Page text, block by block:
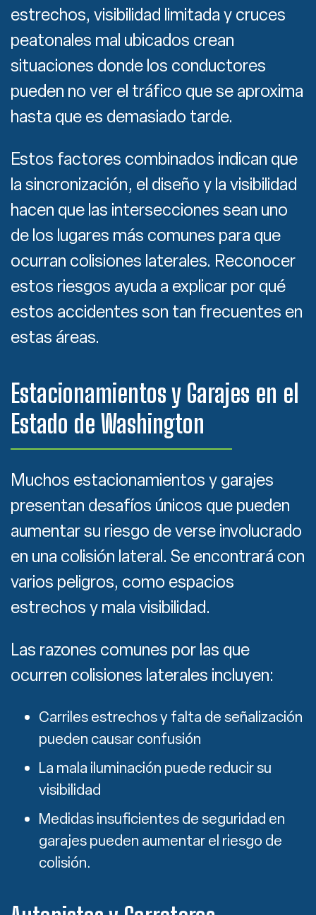
estrechos, visibilidad limitada y cruces
peatonales mal ubicados crean
situaciones donde los conductores
pueden no ver el tráfico que se aproxima
hasta que es demasiado tarde.
Estos factores combinados indican que
la sincronización, el diseño y la visibilidad
hacen que las intersecciones sean uno
de los lugares más comunes para que
ocurran colisiones laterales. Reconocer
estos riesgos ayuda a explicar por qué
estos accidentes son tan frecuentes en
estas áreas.
Estacionamientos y Garajes en el
Estado de Washington
Muchos estacionamientos y garajes
presentan desafíos únicos que pueden
aumentar su riesgo de verse involucrado
en una colisión lateral. Se encontrará con
varios peligros, como espacios
estrechos y mala visibilidad.
Las razones comunes por las que
ocurren colisiones laterales incluyen:
Carriles estrechos y falta de señalización
pueden causar confusión
La mala iluminación puede reducir su
visibilidad
Medidas insuficientes de seguridad en
garajes pueden aumentar el riesgo de
colisión.